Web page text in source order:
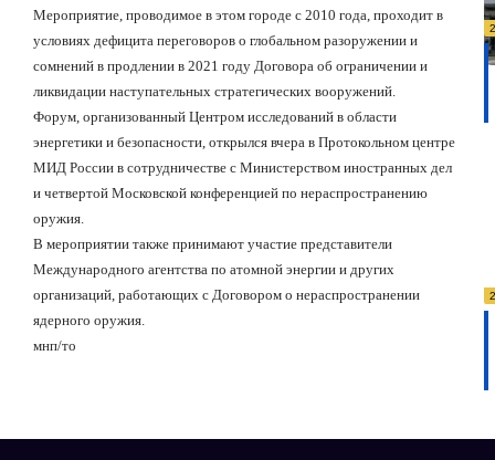
Мероприятие, проводимое в этом городе с 2010 года, проходит в
условиях дефицита переговоров о глобальном разоружении и
сомнений в продлении в 2021 году Договора об ограничении и
ликвидации наступательных стратегических вооружений.
Форум, организованный Центром исследований в области
энергетики и безопасности, открылся вчера в Протокольном центре
МИД России в сотрудничестве с Министерством иностранных дел
и четвертой Московской конференцией по нераспространению
оружия.
В мероприятии также принимают участие представители
Международного агентства по атомной энергии и других
организаций, работающих с Договором о нераспространении
ядерного оружия.
мнп/то